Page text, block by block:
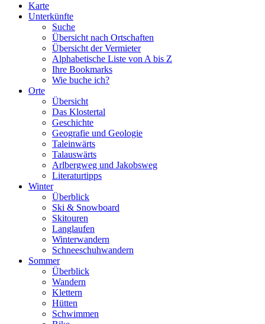
Karte
Unterkünfte
Suche
Übersicht nach Ortschaften
Übersicht der Vermieter
Alphabetische Liste von A bis Z
Ihre Bookmarks
Wie buche ich?
Orte
Übersicht
Das Klostertal
Geschichte
Geografie und Geologie
Taleinwärts
Talauswärts
Arlbergweg und Jakobsweg
Literaturtipps
Winter
Überblick
Ski & Snowboard
Skitouren
Langlaufen
Winterwandern
Schneeschuhwandern
Sommer
Überblick
Wandern
Klettern
Hütten
Schwimmen